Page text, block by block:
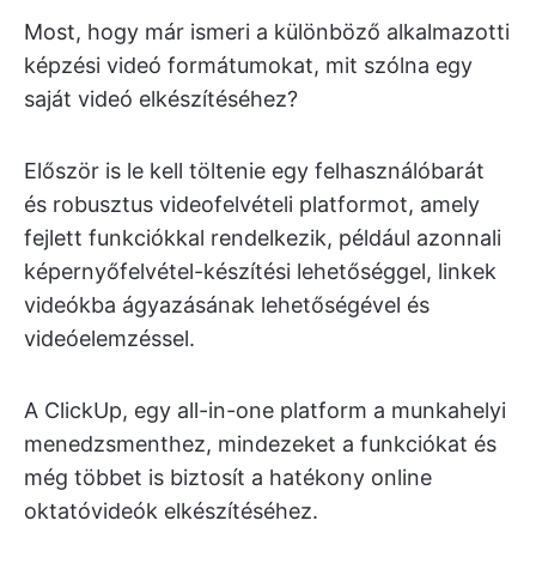
Most, hogy már ismeri a különböző alkalmazotti
képzési videó formátumokat, mit szólna egy
saját videó elkészítéséhez?
Először is le kell töltenie egy felhasználóbarát
és robusztus videofelvételi platformot, amely
fejlett funkciókkal rendelkezik, például azonnali
képernyőfelvétel-készítési lehetőséggel, linkek
videókba ágyazásának lehetőségével és
videóelemzéssel.
A ClickUp, egy all-in-one platform a munkahelyi
menedzsmenthez, mindezeket a funkciókat és
még többet is biztosít a hatékony online
oktatóvideók elkészítéséhez.